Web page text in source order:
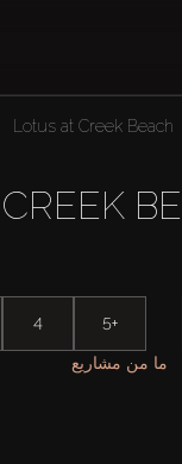
Lotus at Creek Beach
4 5+
ما من مشاريع